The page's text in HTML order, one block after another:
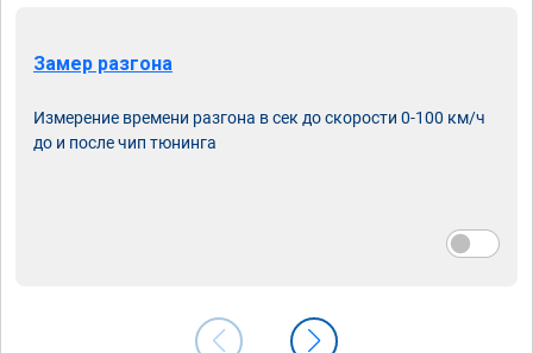
Замер разгона
Измерение времени разгона в сек до скорости 0-100 км/ч
до и после чип тюнинга